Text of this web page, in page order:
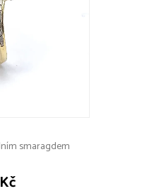
smaragdem